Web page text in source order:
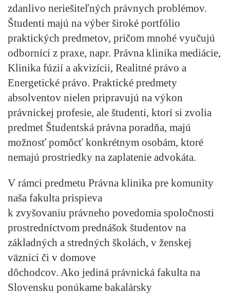
zdanlivo neriešiteľných právnych problémov.
Študenti majú na výber široké portfólio
praktických predmetov, pričom mnohé vyučujú
odborníci z praxe, napr. Právna klinika mediácie,
Klinika fúzií a akvizícii, Realitné právo a
Energetické právo. Praktické predmety
absolventov nielen pripravujú na výkon
právnickej profesie, ale študenti, ktorí si zvolia
predmet Študentská právna poradňa, majú
možnosť pomôcť konkrétnym osobám, ktoré
nemajú prostriedky na zaplatenie advokáta.
V rámci predmetu Právna klinika pre komunity
naša fakulta prispieva
k zvyšovaniu právneho povedomia spoločnosti
prostredníctvom prednášok študentov na
základných a stredných školách, v ženskej
väznici či v domove
dôchodcov. Ako jediná právnická fakulta na
Slovensku ponúkame bakalársky